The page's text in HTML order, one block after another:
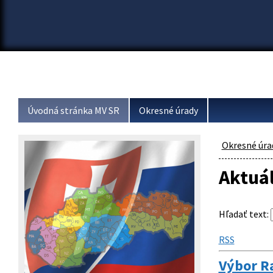
Úvodná stránka MV SR Okresné úrady
Okresné
Hľadať text:
RSS
Výbor